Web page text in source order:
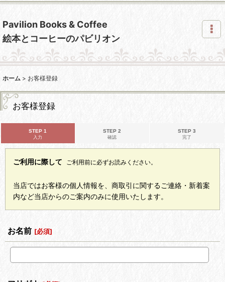
Pavilion Books & Coffee
絵本とコーヒーのパビリオン
ホーム > お客様登録
お客様登録
STEP 1
入力
STEP 2
確認
STEP 3
完了
ご利用に際して ご利用前に必ずお読みください。
当店ではお客様の個人情報を、商取引に関するご連絡・新着案
内など当店からのご案内のみに使用いたします。
お名前 [必須]